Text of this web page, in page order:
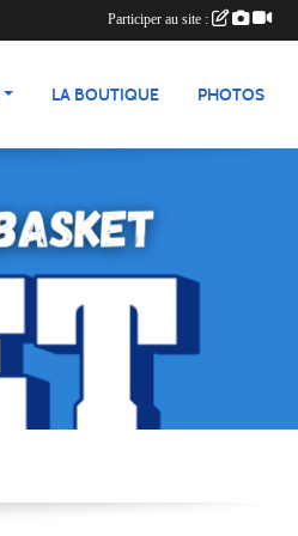
LA BOUTIQUE PHOTOS
Participer au site :